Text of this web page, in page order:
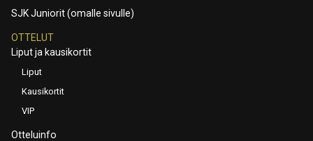
SJK Juniorit (omalle sivulle)
OTTELUT
Liput ja kausikortit
Liput
Kausikortit
VIP
Otteluinfo